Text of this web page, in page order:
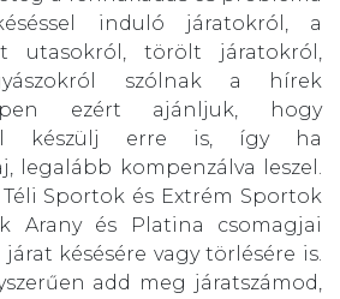
induló járatokról, a
utasokról, törölt járatokról,
szólnak a hírek
ezért ajánljuk, hogy
készülj erre is, így ha
legalább kompenzálva leszel.
Sportok és Extrém Sportok
Arany és Platina csomagjai
késésére vagy törlésére is.
add meg járatszámod,